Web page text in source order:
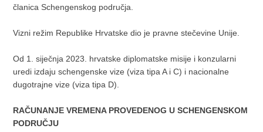
članica Schengenskog područja.
Vizni režim Republike Hrvatske dio je pravne stečevine Unije.
Od 1. siječnja 2023. hrvatske diplomatske misije i konzularni
uredi izdaju schengenske vize (viza tipa A i C) i nacionalne
dugotrajne vize (viza tipa D).
RAČUNANJE VREMENA PROVEDENOG U SCHENGENSKOM
PODRUČJU